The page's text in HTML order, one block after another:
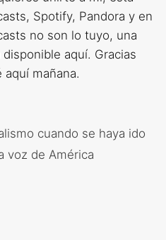
Spotify, Pandora y en
no son lo tuyo, una
aquí. Gracias
mañana.
cuando se haya ido
voz de América